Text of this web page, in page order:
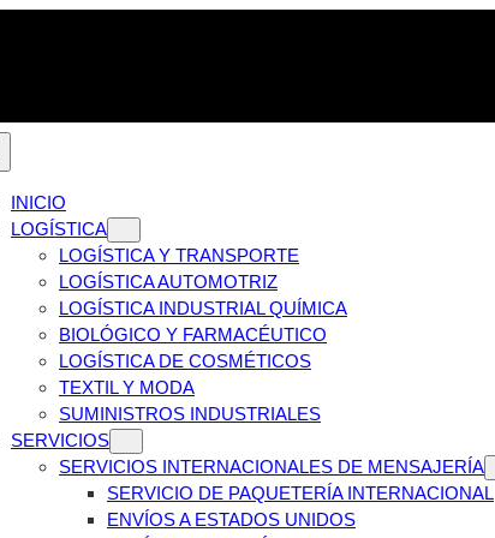
INICIO
LOGÍSTICA
LOGÍSTICA Y TRANSPORTE
LOGÍSTICA AUTOMOTRIZ
LOGÍSTICA INDUSTRIAL QUÍMICA
BIOLÓGICO Y FARMACÉUTICO
LOGÍSTICA DE COSMÉTICOS
TEXTIL Y MODA
SUMINISTROS INDUSTRIALES
SERVICIOS
SERVICIOS INTERNACIONALES DE MENSAJERÍA
SERVICIO DE PAQUETERÍA INTERNACIONAL
ENVÍOS A ESTADOS UNIDOS